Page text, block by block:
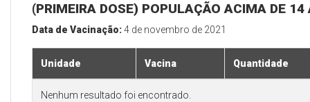
(PRIMEIRA DOSE) POPULAÇÃO ACIMA DE 14
Data de Vacinação:4 de novembro de 2021
Unidade Vacina Quantidade
Nenhum resultado foi encontrado.